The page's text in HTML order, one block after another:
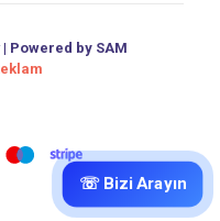
Powered by SAM
☏ Bizi Arayın